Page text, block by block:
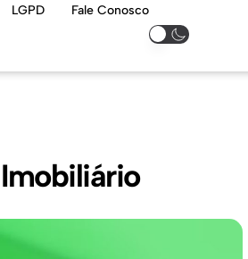
LGPD Fale Conosco